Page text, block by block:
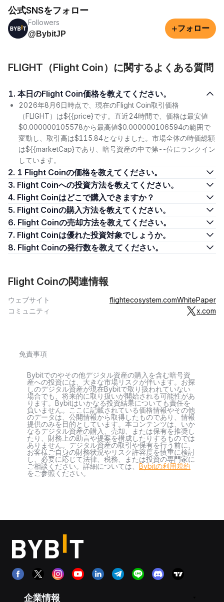
公式SNSをフォロー
Followers
@BybitJP
+フォロー
FLIGHT（Flight Coin）に関するよくある質問
1. 本日のFlight Coin価格を教えてください。
2026年8月6日時点で、現在のFlight Coin取引価格
（FLIGHT）は${{price}です。直近24時間で、価格は最安値
$0.000000105578から最高値$0.000000106594の範囲で
変動し、取引高は$115.84となりました。市場全体の時価総額
は${{marketCap}であり、暗号資産の中で第--位にランクイン
しています。
2. 1 Flight Coinの価格を教えてください。
3. Flight Coinへの投資方法を教えてください。
4. Flight Coinはどこで購入できますか？
5. Flight Coinの購入方法を教えてください。
6. Flight Coinの売却方法を教えてください。
7. Flight Coinは優れた投資対象でしょうか。
8. Flight Coinの発行数を教えてください。
Flight Coinの関連情報
ウェブサイト flightecosystem.comWhitePaper
コミュニティ
x.com
免責事項
Bybitでのやその他デジタル資産の購入を含む暗号資
産への投資には、大きな市場リスクが伴います。お探
しのデジタル資産が現在Bybitで取り扱われていない
場合でも、将来的に取り扱いが開始される可能性があ
ります。Bybitはいかなる投資結果についても責任を
負いません。ここに記載されている価格情報やその他
のデータは、公開情報から取得したものであり、情報
提供のみを目的としています。本コンテンツは、いか
なるデジタル資産の購入、売却、または保有を推奨し
たり、財務上の助言や提案を構成したりするものでは
ありません。デジタル資産の取引や保有を行う前に、
お客様ご自身の財務状況やリスク許容度を慎重に検討
し、必要に応じて法律、税務、または投資の専門家に
ご相談ください。詳細については、 Bybitの利用規約
をご参照ください。
企業情報